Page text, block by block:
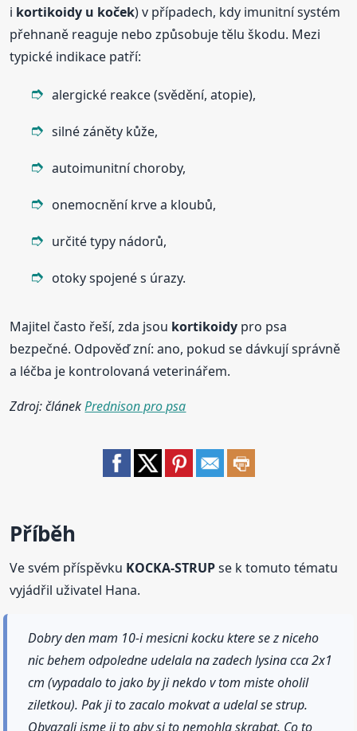
i kortikoidy u koček) v případech, kdy imunitní systém
přehnaně reaguje nebo způsobuje tělu škodu. Mezi
typické indikace patří:
alergické reakce (svědění, atopie),
silné záněty kůže,
autoimunitní choroby,
onemocnění krve a kloubů,
určité typy nádorů,
otoky spojené s úrazy.
Majitel často řeší, zda jsou kortikoidy pro psa
bezpečné. Odpověď zní: ano, pokud se dávkují správně
a léčba je kontrolovaná veterinářem.
Zdroj: článekPrednison pro psa
Příběh
Ve svém příspěvku KOCKA-STRUPse k tomuto tématu
vyjádřil uživatel Hana.
Dobry den mam 10-i mesicni kocku ktere se z niceho
nic behem odpoledne udelala na zadech lysina cca 2x1
cm (vypadalo to jako by ji nekdo v tom miste oholil
ziletkou). Pak ji to zacalo mokvat a udelal se strup.
Obvazali jsme ji to aby si to nemohla skrabat. Co to